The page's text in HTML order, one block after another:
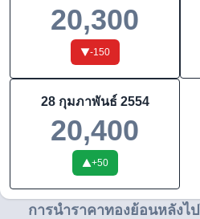
20,300
-150
28 กุมภาพันธ์ 2554
20,400
+50
การนำราคาทองย้อนหลังไ